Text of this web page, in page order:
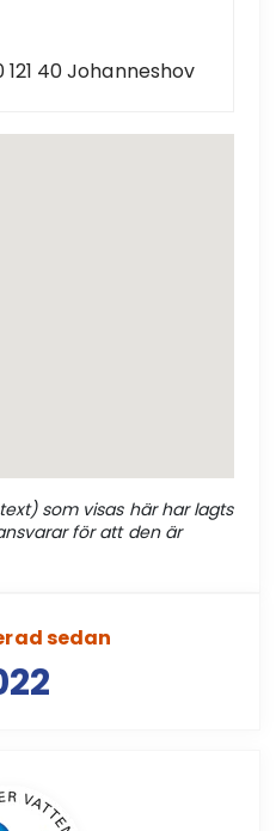
121 40 Johanneshov
som visas här har lagts
för att den är
sedan